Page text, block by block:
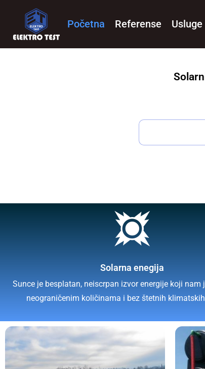
Početna Referense Usluge
Solarna enegija
Sunce je besplatan, neiscrpan izvor energije koji nam
neograničenim količinama i bez štetnih